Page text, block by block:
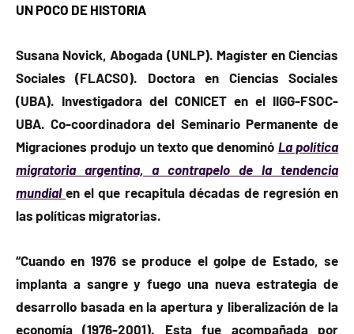
UN POCO DE HISTORIA
Susana Novick, Abogada (UNLP). Magíster en Ciencias
Sociales (FLACSO). Doctora en Ciencias Sociales
(UBA). Investigadora del CONICET en el IIGG-FSOC-
UBA. Co-coordinadora del Seminario Permanente de
Migraciones produjo un texto que denominó La política
migratoria argentina, a contrapelo de la tendencia
mundial en el que recapitula décadas de regresión en
las políticas migratorias.
“Cuando en 1976 se produce el golpe de Estado, se
implanta a sangre y fuego una nueva estrategia de
desarrollo basada en la apertura y liberalización de la
economía (1976-2001). Esta fue acompañada por